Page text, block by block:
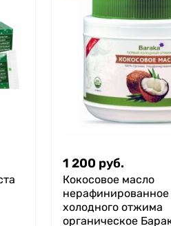
1 200 руб.
Кокосовое масло
нерафинированное
холодного отжима
органическое